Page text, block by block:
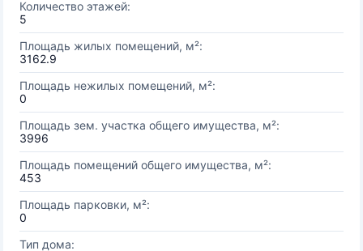
Количество этажей:
5
Площадь жилых помещений, м²:
3162.9
Площадь нежилых помещений, м²:
0
Площадь зем. участка общего имущества, м²:
3996
Площадь помещений общего имущества, м²:
453
Площадь парковки, м²:
0
Тип дома: